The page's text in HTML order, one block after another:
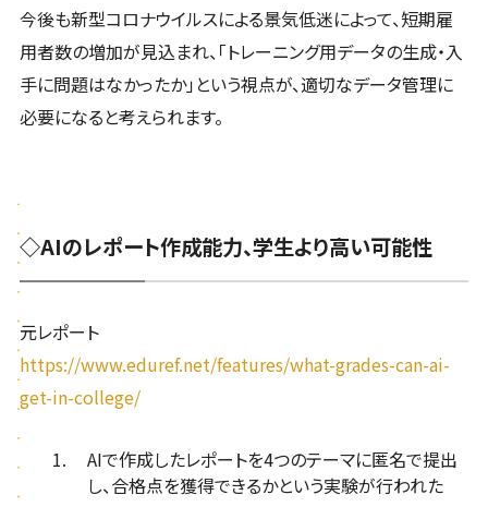
今後も新型コロナウイルスによる景気低迷によって、短期雇
用者数の増加が見込まれ、「トレーニング用データの生成・入
手に問題はなかったか」という視点が、適切なデータ管理に
必要になると考えられます。
◇AIのレポート作成能力、学生より高い可能性
元レポート
https://www.eduref.net/features/what-grades-can-ai-
get-in-college/
AIで作成したレポートを4つのテーマに匿名で提出
し、合格点を獲得できるかという実験が行われた